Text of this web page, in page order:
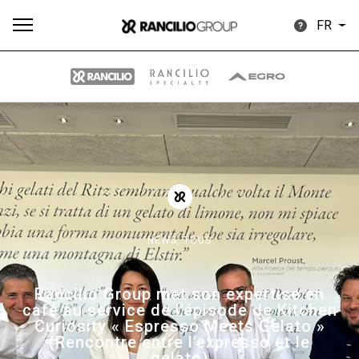
FR
NEWS,TOUS
Rancilio Group met son expertise en
café au service de l’épisode de Kitchen
Curiosity « Espresso Meets Gelato »
(Rencontre entre l’expresso et le
Toutes Produits Nouvelles Télécharger
Plus
de
Our brands
Group